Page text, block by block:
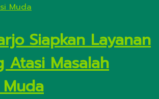
Siapkan Layanan
Atasi Masalah